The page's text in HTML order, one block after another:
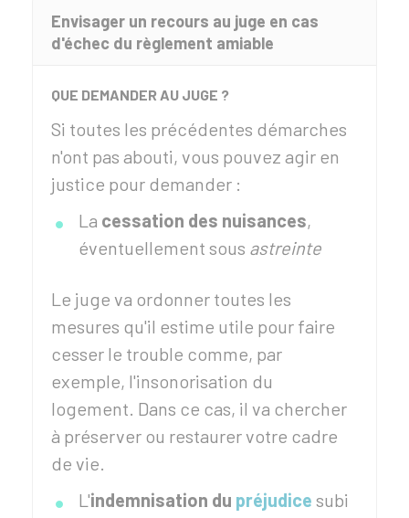
Envisager un recours au juge en cas
d'échec du règlement amiable
QUE DEMANDER AU JUGE ?
Si toutes les précédentes démarches
n'ont pas abouti, vous pouvez agir en
justice pour demander :
La cessation des nuisances,
éventuellement sous astreinte
Le juge va ordonner toutes les
mesures qu'il estime utile pour faire
cesser le trouble comme, par
exemple, l'insonorisation du
logement. Dans ce cas, il va chercher
à préserver ou restaurer votre cadre
de vie.
L'indemnisation du préjudice subi